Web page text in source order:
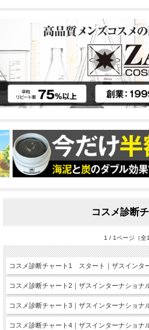
コスメ診断
1 / 1ページ（全
コスメ診断チャート1 スタート｜ザスインタ
コスメ診断チャート2｜ザスインターナショナ
コスメ診断チャート3｜ザスインターナショナ
コスメ診断チャート4｜ザスインターナショナ